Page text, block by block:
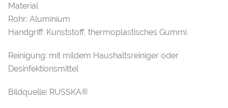
Material
Rohr: Aluminium
Handgriff: Kunststoff, thermoplastisches Gummi
Reinigung: mit mildem Haushaltsreiniger oder
Desinfektionsmittel
Bildquelle: RUSSKA®